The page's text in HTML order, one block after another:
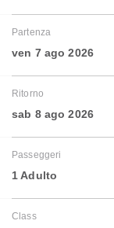
Partenza
ven 7 ago 2026
Ritorno
sab 8 ago 2026
Passeggeri
1 Adulto
Class